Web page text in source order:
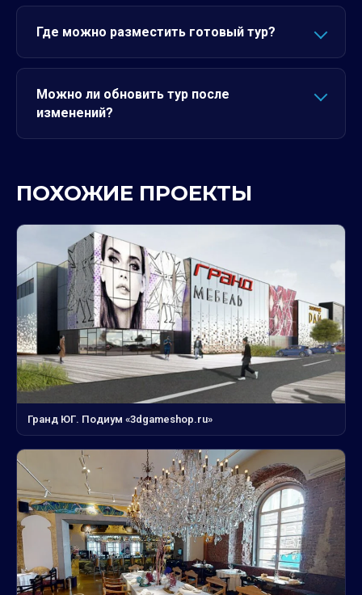
Где можно разместить готовый тур?
Можно ли обновить тур после
изменений?
ПОХОЖИЕ ПРОЕКТЫ
Гранд ЮГ. Подиум «3dgameshop.ru»